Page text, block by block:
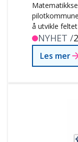
å utvikle
NYHET /
Les mer